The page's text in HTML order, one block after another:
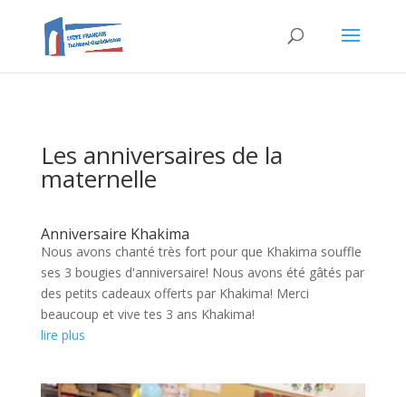
Les anniversaires de la
maternelle
Anniversaire Khakima
Nous avons chanté très fort pour que Khakima souffle
ses 3 bougies d'anniversaire! Nous avons été gâtés par
des petits cadeaux offerts par Khakima! Merci
beaucoup et vive tes 3 ans Khakima!
lire plus